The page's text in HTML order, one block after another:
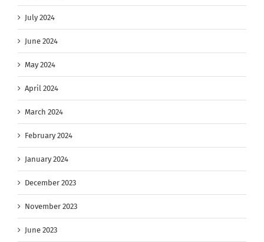
July 2024
June 2024
May 2024
April 2024
March 2024
February 2024
January 2024
December 2023
November 2023
June 2023